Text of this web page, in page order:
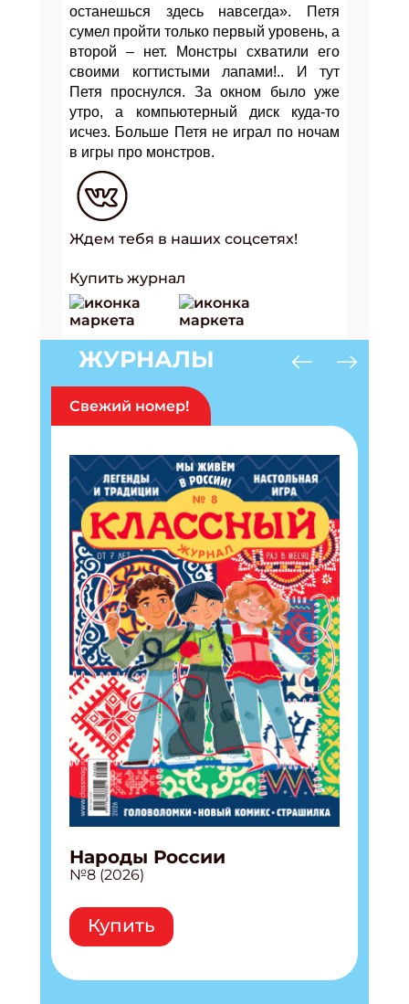
останешься здесь навсегда». Петя
сумел пройти только первый уровень, а
второй – нет. Монстры схватили его
своими когтистыми лапами!.. И тут
Петя проснулся. За окном было уже
утро, а компьютерный диск куда-то
исчез. Больше Петя не играл по ночам
в игры про монстров.
Ждем тебя в наших соцсетях!
Купить журнал
ЖУРНАЛЫ
Свежий номер!
Народы России
№8 (2026)
Купить